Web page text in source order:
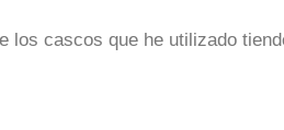
los cascos que he utilizado